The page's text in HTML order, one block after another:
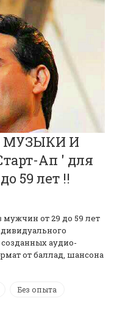
МУЗЫКИ И
Ап ' для
59 лет !!
от 29 до 59 лет
аудио-
от баллад, шансона
Без опыта